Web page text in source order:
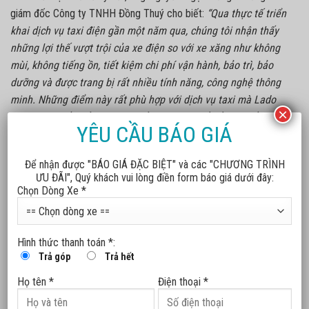
giám đốc Công ty TNHH Đồng Thuý cho biết: “Qua thực tế triển
khai dịch vụ taxi điện gần một năm qua, chúng tôi nhận thấy
những lợi thế vượt trội của xe điện so với xe xăng như không
mùi, không tiếng ồn, tiết kiệm chi phí vận hành, bảo trì, bảo
dưỡng và được trang bị rất nhiều tính năng, công nghệ thông
minh. Những điểm này rất phù hợp với dịch vụ taxi mà Lado
hành khách, vừa giúp tối ưu hiệu quả kinh doanh mà còn
thích thú. Đó là lý do chúng tôi quyết định đầu tư thêm để mở
rộng đội xe điện, tiến tới thay thế dần đội xe xăng cũ, qua đó
Phó Tổng giám đốc VinFast Việt Nam chia sẻ:
rất vui mừng khi nhận được sự tin tưởng, ủng hộ và tiếp tục
được đồng hành cùng Lado Taxi trong hành trình ‘xanh hoá’
giao thông tại Việt Nam. Với việc chuẩn bị đưa vào vận hành
YÊU CẦU BÁO GIÁ
Để nhận được "BÁO GIÁ ĐẶC BIỆT" và các "CHƯƠNG TRÌNH
ƯU ĐÃI", Quý khách vui lòng điền form báo giá dưới đây:
Chọn Dòng Xe *
Hình thức thanh toán *:
Trả góp Trả hết
Họ tên * Điện thoại *
×